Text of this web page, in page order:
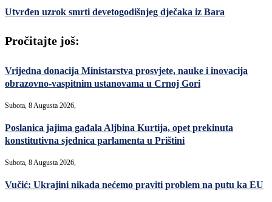
Utvrđen uzrok smrti devetogodišnjeg dječaka iz Bara
Pročitajte još:
Vrijedna donacija Ministarstva prosvjete, nauke i inovacija
obrazovno-vaspitnim ustanovama u Crnoj Gori
Subota, 8 Augusta 2026,
Poslanica jajima gađala Aljbina Kurtija, opet prekinuta
konstitutivna sjednica parlamenta u Prištini
Subota, 8 Augusta 2026,
Vučić: Ukrajini nikada nećemo praviti problem na putu ka EU